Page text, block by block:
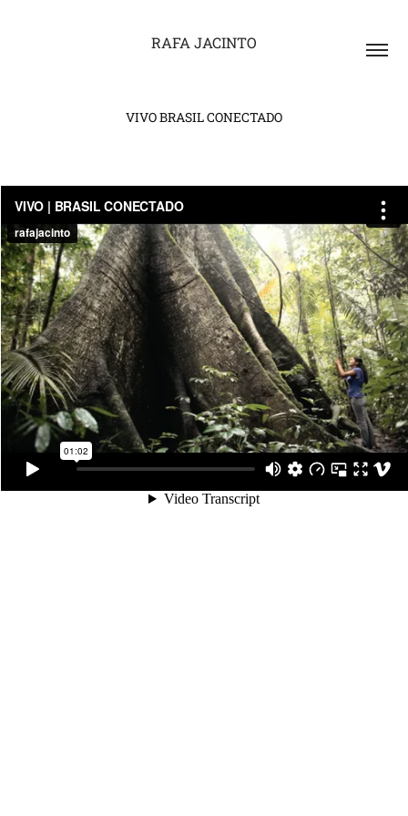
RAFA JACINTO
VIVO BRASIL CONECTADO